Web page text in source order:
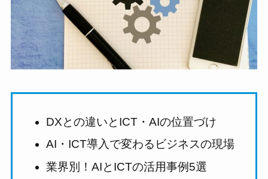
DXとの違いとICT・AIの位置づけ
AI・ICT導入で変わるビジネスの現場
業界別！AIとICTの活用事例5選